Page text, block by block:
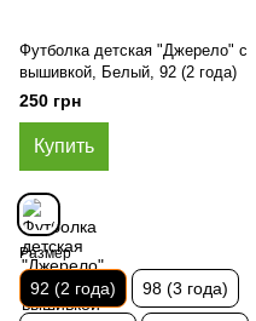
Футболка детская "Джерело" с
вышивкой, Белый, 92 (2 года)
250 грн
Купить
Размер
92 (2 года) 98 (3 года)